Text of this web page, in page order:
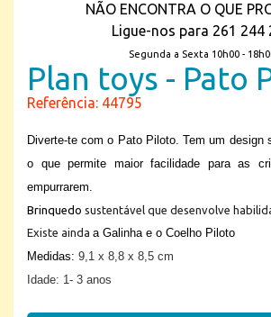
NÃO ENCONTRA O QUE
Ligue-nos para 261 244
Segunda a Sexta 10h00 -
Plan toys - Pato
Referência: 44795
Diverte-te com o Pato Piloto. Tem um design
o que permite maior facilidade para as
empurrarem.
Brinquedo sustentável que desenvolve
Existe ainda a Galinha e o Coelho Piloto
Medidas: 9,1 x 8,8 x 8,5 cm
Idade: 1- 3 anos